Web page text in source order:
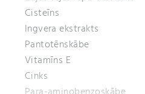
Cisteīns
Ingvera ekstrakts
Pantotēnskābe
Vitamīns E
Cinks